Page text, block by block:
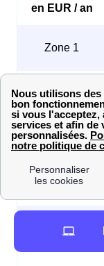
en EUR / an
Zone 1
Zone 2
Zone 3
Zone 4
Zone 5